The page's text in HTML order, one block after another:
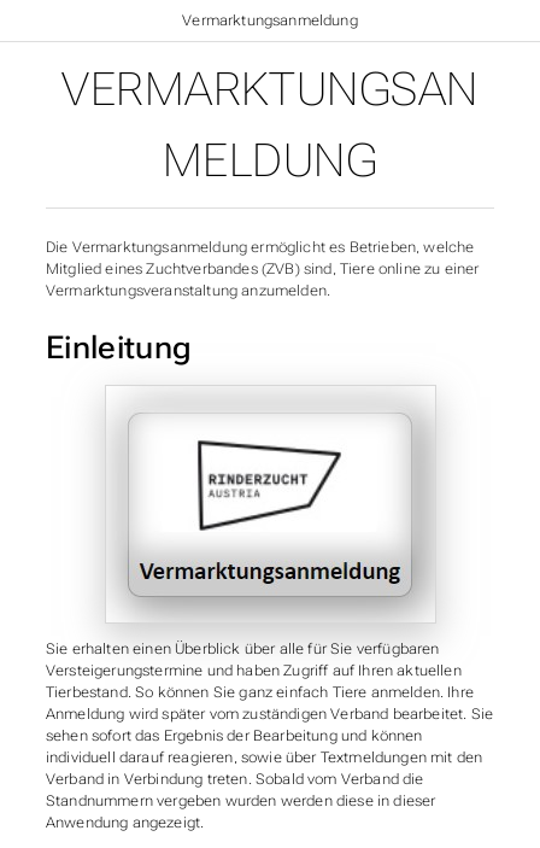
Startseite>
Vermarktungsanmeldung
VERMARKTUNGSAN
MELDUNG
Die Vermarktungsanmeldung ermöglicht es Betrieben, welche
Mitglied eines Zuchtverbandes (ZVB) sind, Tiere online zu einer
Vermarktungsveranstaltung anzumelden.
Einleitung
Sie erhalten einen Überblick über alle für Sie verfügbaren
Versteigerungstermine und haben Zugriff auf Ihren aktuellen
Tierbestand. So können Sie ganz einfach Tiere anmelden. Ihre
Anmeldung wird später vom zuständigen Verband bearbeitet. Sie
sehen sofort das Ergebnis der Bearbeitung und können
individuell darauf reagieren, sowie über Textmeldungen mit den
Verband in Verbindung treten. Sobald vom Verband die
Standnummern vergeben wurden werden diese in dieser
Anwendung angezeigt.